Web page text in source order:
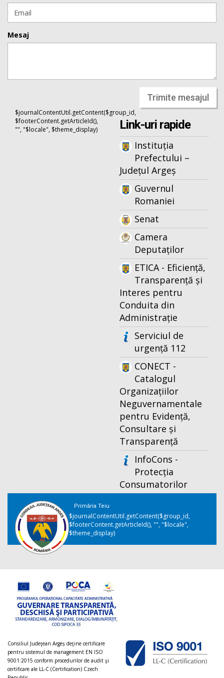
Mesaj
Trimite mesajul
$journalContentUtil.getContent($group_id,
$footerContent.getArticleId(),
"", "$locale", $theme_display)
Link-uri rapide
Instituția
Prefectului –
Județul Argeș
Guvernul
Romaniei
Senat
Camera
Deputaților
ETICA - Eficiență,
Transparență și
Interes pentru
Conduita din
Administrație
Serviciul de
urgență 112
CONECT -
Catalogul
Organizațiilor
Neguvernamentale
pentru Evidență,
Consultare și
Transparență
InfoCons -
Protecția
Consumatorilor
Primăria Teiu
$journalContentUtil.getContent($group_id,
$footerContent.getArticleId(), "", "$locale",
$theme_display)
Consiliul Judeţean Argeș deţine certificare
pentru sistemul de management EN ISO
9001:2015 conform procedurilor de audit şi
certificare ale LL-C (Certification) Czech